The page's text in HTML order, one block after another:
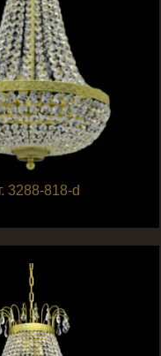
3288-818-d